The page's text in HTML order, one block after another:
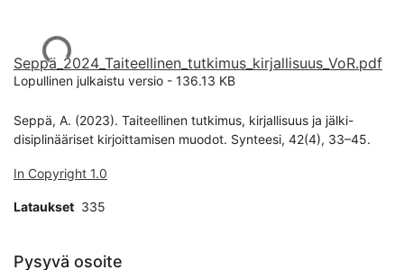
Ladataan...
Seppä_2024_Taiteellinen_tutkimus_kirjallisuus_VoR.pdf
Lopullinen julkaistu versio - 136.13 KB
Seppä, A. (2023). Taiteellinen tutkimus, kirjallisuus ja jälki-
disiplinääriset kirjoittamisen muodot. Synteesi, 42(4), 33–45.
In Copyright 1.0
Lataukset 335
Pysyvä osoite